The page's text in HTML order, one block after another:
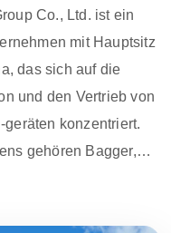
Co., Ltd. ist ein
mit Hauptsitz
das sich auf die
und den Vertrieb von
konzentriert.
gehören Bagger,
deren Zubehör,